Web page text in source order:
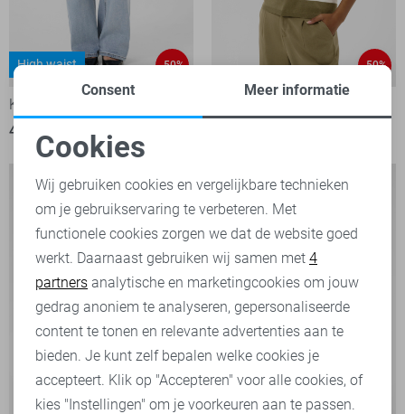
High waist -50%
Kaffe Jeans
45,00
-50%
Noodzakelijke cookies
Personalisatie cookies
Analytische cookies
Marketing cookies
Consent Meer informatie
Cookies
Wij gebruiken cookies en vergelijkbare technieken
om je gebruikservaring te verbeteren. Met
functionele cookies zorgen we dat de website goed
werkt. Daarnaast gebruiken wij samen met 4
partners analytische en marketingcookies om jouw
gedrag anoniem te analyseren, gepersonaliseerde
content te tonen en relevante advertenties aan te
bieden. Je kunt zelf bepalen welke cookies je
accepteert. Klik op "Accepteren" voor alle cookies, of
kies "Instellingen" om je voorkeuren aan te passen.